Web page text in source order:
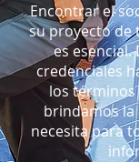
Encontrar el
su proyecto de
es esencial.
credenciales
los
brindamos
necesita para